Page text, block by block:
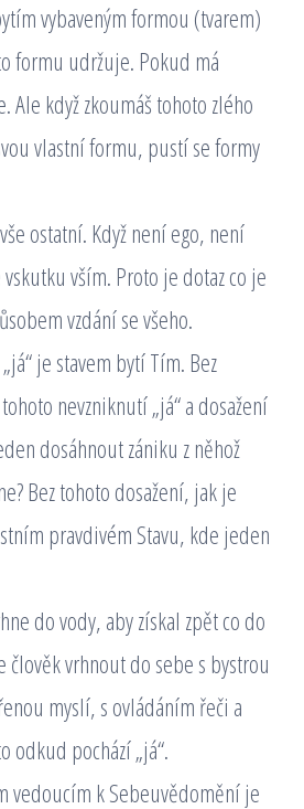
vybaveným formou (tvarem)
formu udržuje. Pokud má
Ale když zkoumáš tohoto zlého
vlastní formu, pustí se formy
ostatní. Když není ego, není
vším. Proto je dotaz co je
vzdání se všeho.
je stavem bytí Tím. Bez
nevzniknutí „já“ a dosažení
dosáhnout zániku z něhož
Bez tohoto dosažení, jak je
pravdivém Stavu, kde jeden
do vody, aby získal zpět co do
vrhnout do sebe s bystrou
myslí, s ovládáním řeči a
odkud pochází „já“.
vedoucím k Sebeuvědomění je